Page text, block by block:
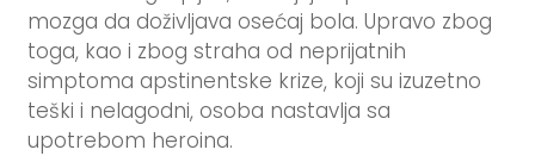
mozga da doživljava osećaj bola. Upravo zbog
toga, kao i zbog straha od neprijatnih
simptoma apstinentske krize, koji su izuzetno
teški i nelagodni, osoba nastavlja sa
upotrebom heroina.